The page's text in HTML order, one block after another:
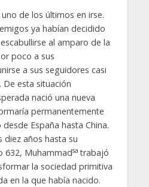
de los últimos en irse.
ya habían decidido
al amparo de la
poco a sus
a sus seguidores casi
esta situación
nació una nueva
permanentemente
España hasta China.
diez años hasta su
632, Muhammadsatrabajó
la sociedad primitiva
en la que había nacido.